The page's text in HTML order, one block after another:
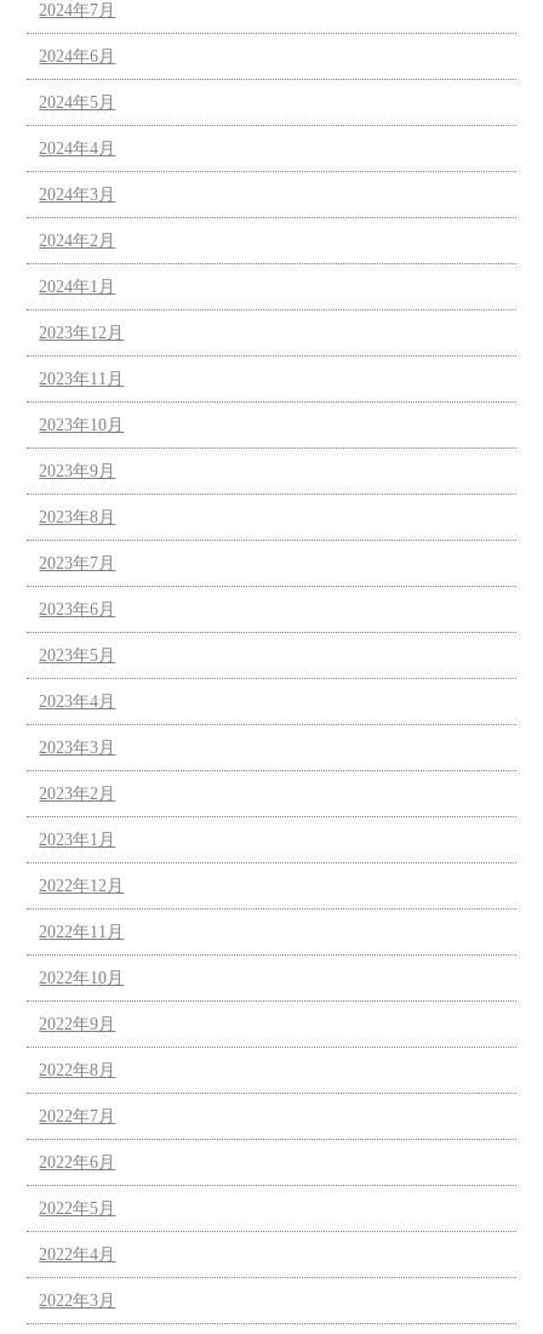
2024年7月
2024年6月
2024年5月
2024年4月
2024年3月
2024年2月
2024年1月
2023年12月
2023年11月
2023年10月
2023年9月
2023年8月
2023年7月
2023年6月
2023年5月
2023年4月
2023年3月
2023年2月
2023年1月
2022年12月
2022年11月
2022年10月
2022年9月
2022年8月
2022年7月
2022年6月
2022年5月
2022年4月
2022年3月